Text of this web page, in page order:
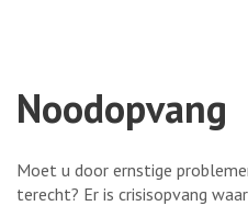
Noodopvang
Moet u door ernstige
terecht? Er is crisisopvang